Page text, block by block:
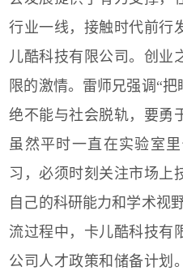
行业一线，接触时代前行
儿酷科技有限公司。创业
限的激情。雷师兄强调“把
绝不能与社会脱轨，要勇
虽然平时一直在实验室
习，必须时刻关注市场上
自己的科研能力和学术视
流过程中，卡儿酷科技有
公司人才政策和储备计划